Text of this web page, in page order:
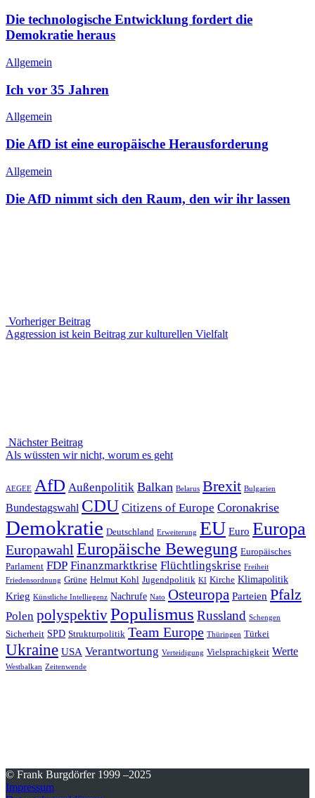
Die technologische Entwicklung fordert die
Demokratie heraus
Allgemein
Ich vor 35 Jahren
Allgemein
Die AfD ist eine europäische Herausforderung
Allgemein
Die AfD nimmt sich den Raum, den wir ihr lassen
Vorheriger Beitrag
Vorheriger
Aggression ist kein Beitrag zur kulturellen Vielfalt
Nächster Beitrag
Nächster
Als wüssten wir nicht, worum es geht
AEGEE AfD Außenpolitik Balkan Belarus Brexit Bulgarien
Bundestagswahl CDU Citizens of Europe Coronakrise
Demokratie Deutschland Erweiterung EU Euro Europa
Europawahl Europäische Bewegung Europäisches
Parlament FDP Finanzmarktkrise Flüchtlingskrise Freiheit
Friedensordnung Grüne Helmut Kohl Jugendpolitik KI Kirche Klimapolitik
Krieg Künstliche Intelliegenz Nachrufe Nato Osteuropa Parteien Pfalz
Polen polyspektivPopulismus Russland Schengen
Sicherheit SPD Strukturpolitik Team Europe Thüringen Türkei
Ukraine USA Verantwortung Verteidigung Vielsprachigkeit Werte
Westbalkan Zeitenwende
© Frank Burgdörfer 1999 –2025
Impressum